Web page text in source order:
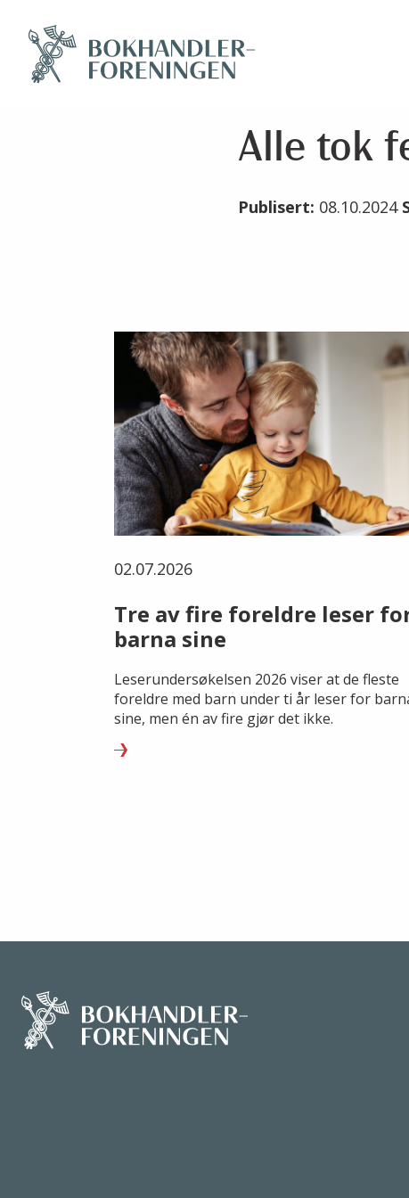
Alle tok
Publisert: 08.10.2024
02.07.2026
Tre av fire foreldre leser
barna sine
Leserundersøkelsen 2026 viser at de fleste
foreldre med barn under ti år leser for
sine, men én av fire gjør det ikke.